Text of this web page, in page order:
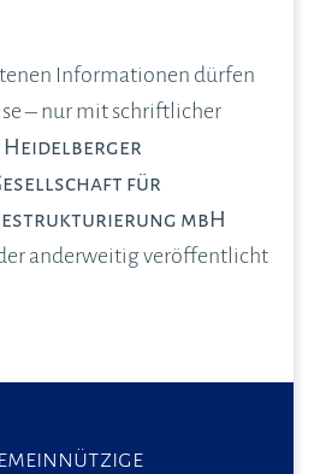
Informationen dürfen
– nur mit schriftlicher
Heidelberger
für
mbH
anderweitig veröffentlicht